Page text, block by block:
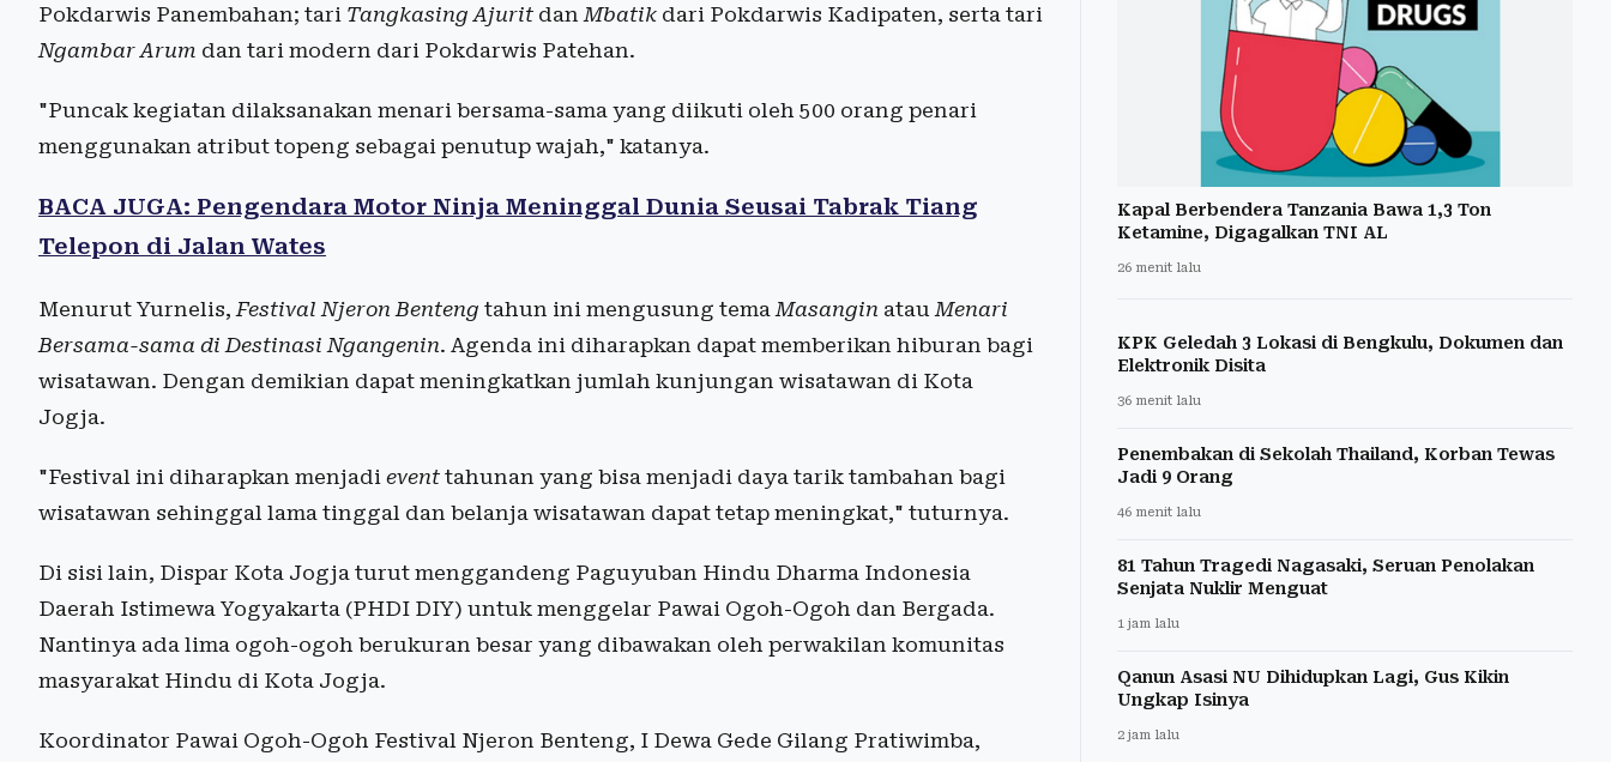
Pokdarwis Panembahan; tari Tangkasing Ajurit dan Mbatik dari Pokdarwis Kadipaten, serta tari
Ngambar Arum dan tari modern dari Pokdarwis Patehan.
"Puncak kegiatan dilaksanakan menari bersama-sama yang diikuti oleh 500 orang penari
menggunakan atribut topeng sebagai penutup wajah," katanya.
BACA JUGA: Pengendara Motor Ninja Meninggal Dunia Seusai Tabrak Tiang
Telepon di Jalan Wates
Menurut Yurnelis, Festival Njeron Benteng tahun ini mengusung tema Masangin atau Menari
Bersama-sama di Destinasi Ngangenin. Agenda ini diharapkan dapat memberikan hiburan bagi
wisatawan. Dengan demikian dapat meningkatkan jumlah kunjungan wisatawan di Kota
Jogja.
"Festival ini diharapkan menjadi event tahunan yang bisa menjadi daya tarik tambahan bagi
wisatawan sehinggal lama tinggal dan belanja wisatawan dapat tetap meningkat," tuturnya.
Di sisi lain, Dispar Kota Jogja turut menggandeng Paguyuban Hindu Dharma Indonesia
Daerah Istimewa Yogyakarta (PHDI DIY) untuk menggelar Pawai Ogoh-Ogoh dan Bergada.
Nantinya ada lima ogoh-ogoh berukuran besar yang dibawakan oleh perwakilan komunitas
masyarakat Hindu di Kota Jogja.
Koordinator Pawai Ogoh-Ogoh Festival Njeron Benteng, I Dewa Gede Gilang Pratiwimba,
Kapal Berbendera Tanzania Bawa 1,3 Ton
Ketamine, Digagalkan TNI AL
26 menit lalu
KPK Geledah 3 Lokasi di Bengkulu, Dokumen dan
Elektronik Disita
36 menit lalu
Penembakan di Sekolah Thailand, Korban Tewas
Jadi 9 Orang
46 menit lalu
81 Tahun Tragedi Nagasaki, Seruan Penolakan
Senjata Nuklir Menguat
1 jam lalu
Qanun Asasi NU Dihidupkan Lagi, Gus Kikin
Ungkap Isinya
2 jam lalu